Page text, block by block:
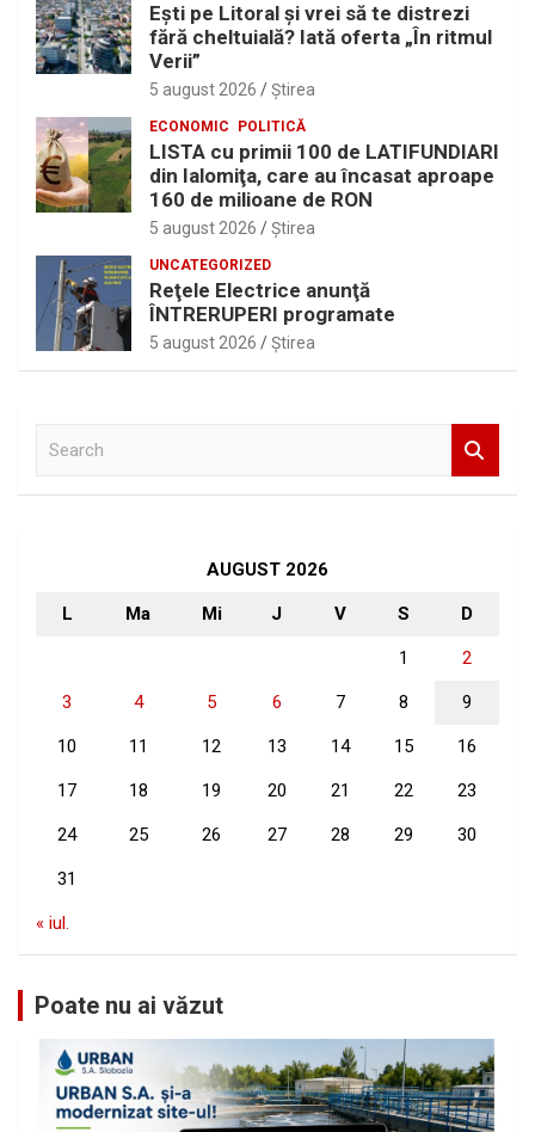
Eşti pe Litoral şi vrei să te distrezi
fără cheltuială? Iată oferta „În ritmul
Verii”
5 august 2026 Ştirea
ECONOMIC POLITICĂ
LISTA cu primii 100 de LATIFUNDIARI
din Ialomiţa, care au încasat aproape
160 de milioane de RON
5 august 2026 Ştirea
UNCATEGORIZED
Reţele Electrice anunţă
ÎNTRERUPERI programate
5 august 2026 Ştirea
AUGUST 2026
L Ma Mi J V S D
1 2
3 4 5 6 7 8 9
10 11 12 13 14 15 16
17 18 19 20 21 22 23
24 25 26 27 28 29 30
31
« iul.
Poate nu ai văzut